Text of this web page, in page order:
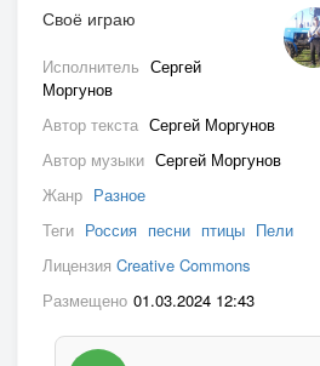
Своё играю
Исполнитель Сергей
Моргунов
Автор текста Сергей Моргунов
Автор музыки Сергей Моргунов
Жанр Разное
Теги Россия песни птицы Пели
Лицензия Creative Commons
Размещено 01.03.2024 12:43